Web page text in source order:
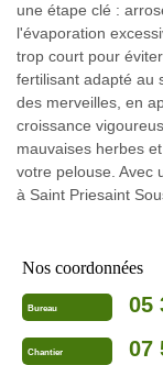
une étape clé :
l'évaporation
trop court pour
fertilisant adapté au
des merveilles, en
croissance
mauvaises herbes
votre pelouse. Avec
à Saint Priesaint
Nos coordonnées
Bureau 05
Chantier 07